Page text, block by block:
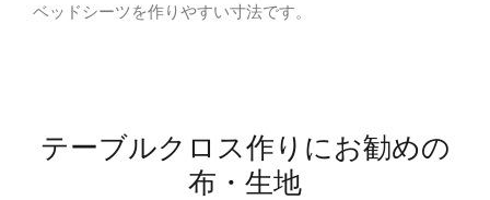
ベッドシーツを作りやすい寸法です。
テーブルクロス作りにお勧めの
布・生地